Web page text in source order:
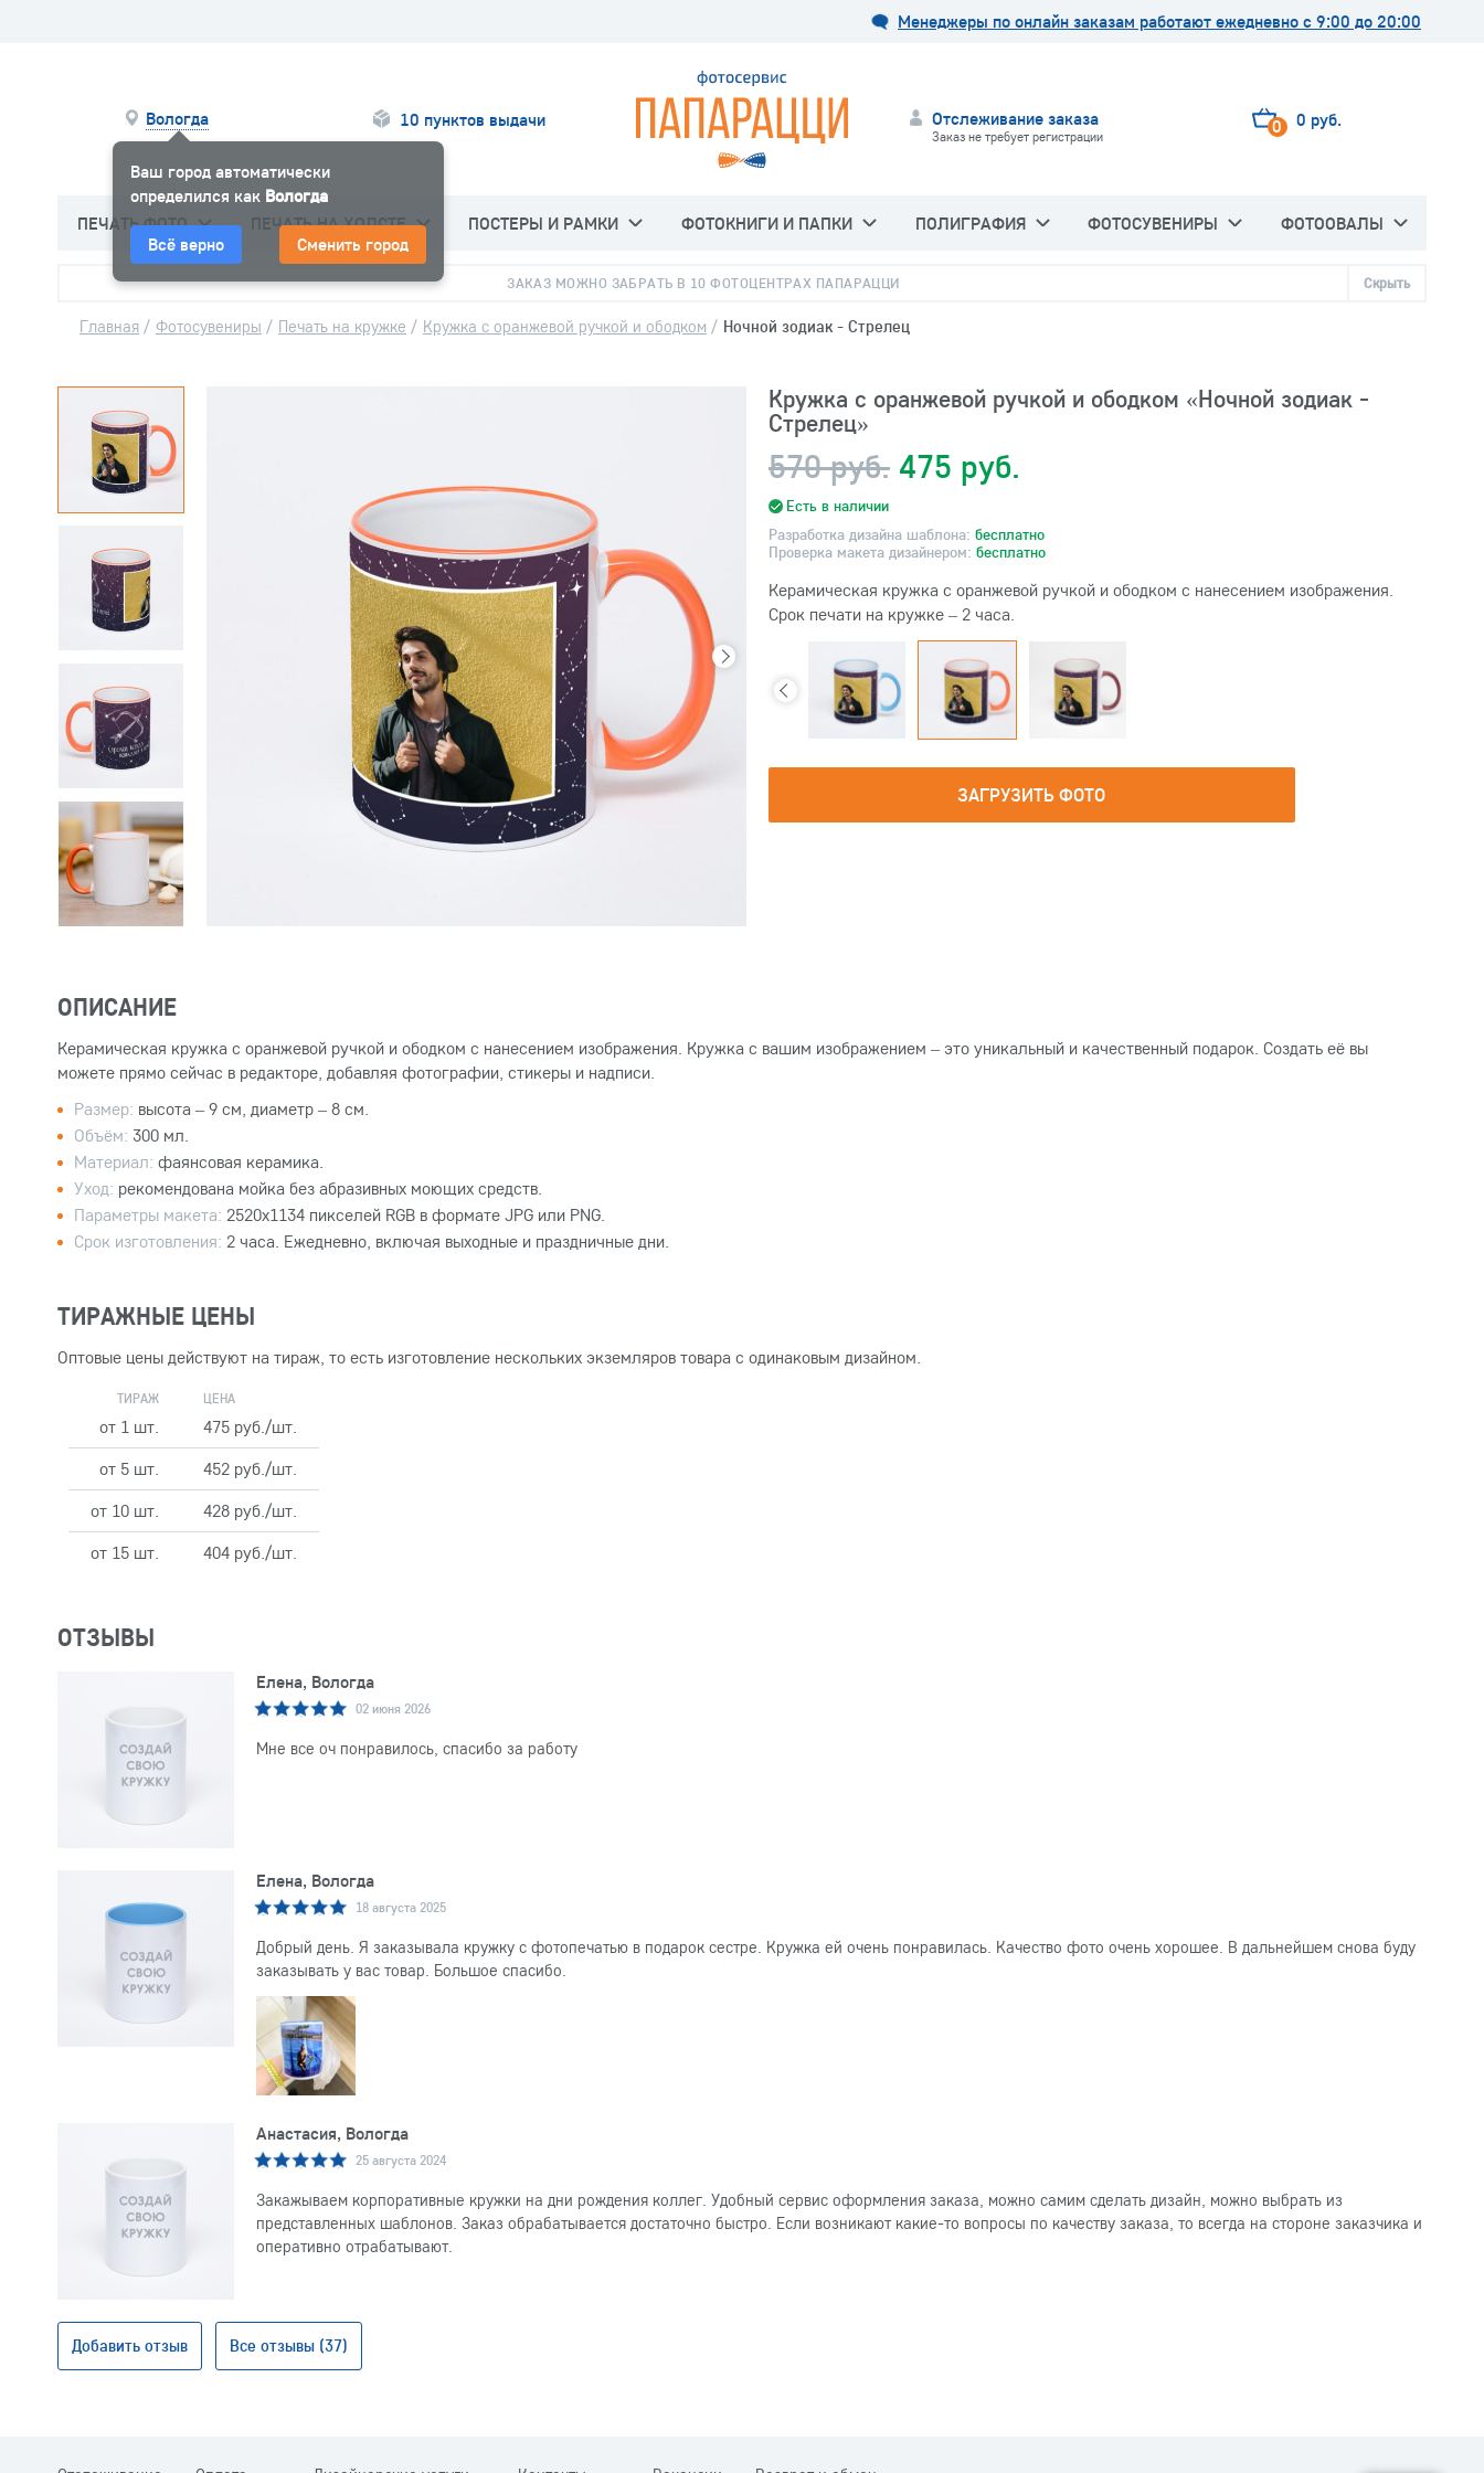
Менеджеры по онлайн заказам работают ежедневно с 9:00 до 20:00
Вологда
Ваш город автоматически
определился как Вологда
Всё верно Сменить город
10 пунктов выдачи Отслеживание заказа
Заказ не требует регистрации 0 0 руб.
ПЕЧАТЬ ФОТО ПЕЧАТЬ НА ХОЛСТЕ ПОСТЕРЫ И РАМКИ ФОТОКНИГИ И ПАПКИ ПОЛИГРАФИЯ ФОТОСУВЕНИРЫ ФОТООВАЛЫ
ЗАКАЗ МОЖНО ЗАБРАТЬ В 10 ФОТОЦЕНТРАХ ПАПАРАЦЦИ Скрыть
Главная / Фотосувениры / Печать на кружке / Кружка с оранжевой ручкой и ободком / Ночной зодиак - Стрелец
Кружка с оранжевой ручкой и ободком «Ночной зодиак -
Стрелец»
570 руб. 475 руб.
Есть в наличии
Разработка дизайна шаблона: бесплатно
Проверка макета дизайнером: бесплатно
Керамическая кружка с оранжевой ручкой и ободком с нанесением изображения.
Срок печати на кружке – 2 часа.
ЗАГРУЗИТЬ ФОТО
ОПИСАНИЕ
Керамическая кружка с оранжевой ручкой и ободком с нанесением изображения. Кружка с вашим изображением – это уникальный и качественный подарок. Создать её вы
можете прямо сейчас в редакторе, добавляя фотографии, стикеры и надписи.
Размер: высота – 9 см, диаметр – 8 см.
Объём: 300 мл.
Материал: фаянсовая керамика.
Уход: рекомендована мойка без абразивных моющих средств.
Параметры макета: 2520x1134 пикселей RGB в формате JPG или PNG.
Срок изготовления: 2 часа. Ежедневно, включая выходные и праздничные дни.
ТИРАЖНЫЕ ЦЕНЫ
Оптовые цены действуют на тираж, то есть изготовление нескольких экземляров товара с одинаковым дизайном.
ТИРАЖ ЦЕНА
от 1 шт.
475 руб./шт.
от 5 шт.
452 руб./шт.
от 10 шт.
428 руб./шт.
от 15 шт.
404 руб./шт.
ОТЗЫВЫ
Елена, Вологда
02 июня 2026
Мне все оч понравилось, спасибо за работу
Елена, Вологда
18 августа 2025
Добрый день. Я заказывала кружку с фотопечатью в подарок сестре. Кружка ей очень понравилась. Качество фото очень хорошее. В дальнейшем снова буду
заказывать у вас товар. Большое спасибо.
Анастасия, Вологда
25 августа 2024
Закажываем корпоративные кружки на дни рождения коллег. Удобный сервис оформления заказа, можно самим сделать дизайн, можно выбрать из
представленных шаблонов. Заказ обрабатывается достаточно быстро. Если возникают какие-то вопросы по качеству заказа, то всегда на стороне заказчика и
оперативно отрабатывают.
Добавить отзыв Все отзывы (37)